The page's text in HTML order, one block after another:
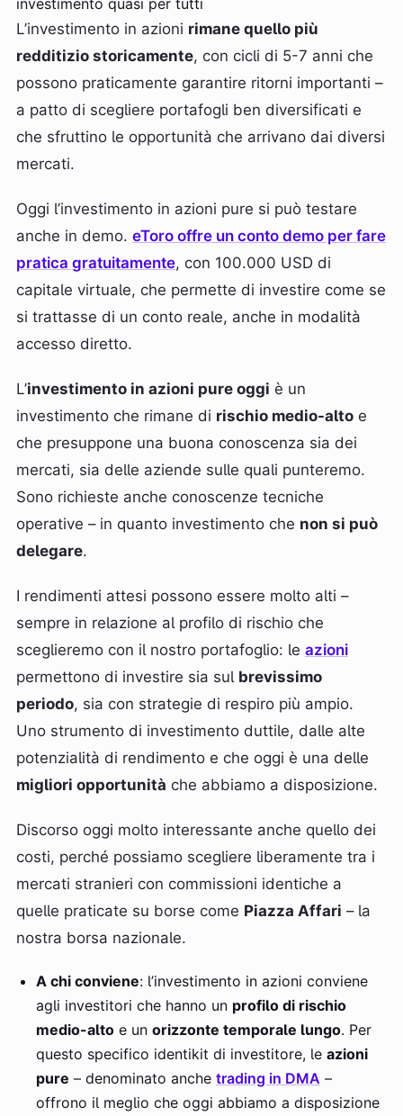
L’investimento in azioni rimane quello più
redditizio storicamente, con cicli di 5-7 anni che
possono praticamente garantire ritorni importanti –
a patto di scegliere portafogli ben diversificati e
che sfruttino le opportunità che arrivano dai diversi
mercati.
Oggi l’investimento in azioni pure si può testare
anche in demo. eToro offre un conto demo per fare
pratica gratuitamente, con 100.000 USD di
capitale virtuale, che permette di investire come se
si trattasse di un conto reale, anche in modalità
accesso diretto.
L’investimento in azioni pure oggi è un
investimento che rimane di rischio medio-alto e
che presuppone una buona conoscenza sia dei
mercati, sia delle aziende sulle quali punteremo.
Sono richieste anche conoscenze tecniche
operative – in quanto investimento che non si può
delegare.
I rendimenti attesi possono essere molto alti –
sempre in relazione al profilo di rischio che
sceglieremo con il nostro portafoglio: le azioni
permettono di investire sia sul brevissimo
periodo, sia con strategie di respiro più ampio.
Uno strumento di investimento duttile, dalle alte
potenzialità di rendimento e che oggi è una delle
migliori opportunità che abbiamo a disposizione.
Discorso oggi molto interessante anche quello dei
costi, perché possiamo scegliere liberamente tra i
mercati stranieri con commissioni identiche a
quelle praticate su borse come Piazza Affari – la
nostra borsa nazionale.
A chi conviene: l’investimento in azioni conviene
agli investitori che hanno un profilo di rischio
medio-alto e un orizzonte temporale lungo. Per
questo specifico identikit di investitore, le azioni
pure – denominato anche trading in DMA –
offrono il meglio che oggi abbiamo a disposizione